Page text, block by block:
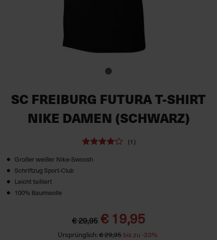
SC FREIBURG FUTURA T-SHIRT
NIKE DAMEN (SCHWARZ)
(1)
Großer weißer Nike-Swoosh
Schriftzug Sport-Club
Leicht tailliert
100% Baumwolle
€ 29,95 € 19,95
Ursprünglich:€ 29,95bis zu -33%